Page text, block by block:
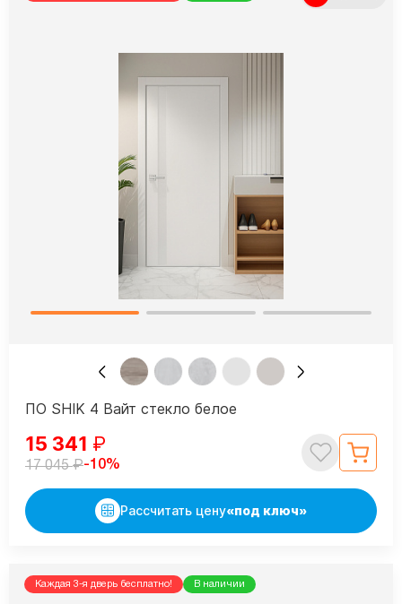
ПО SHIK 4 Вайт стекло белое
15 341 ₽
17 045₽-10%
Рассчитать цену«под ключ»
Каждая 3-я дверь бесплатно! В наличии